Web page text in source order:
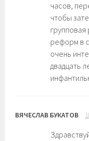
часов,
чтобы
групповая
реформ в
очень
двадцать
ВЯЧЕСЛАВ БУКАТОВ